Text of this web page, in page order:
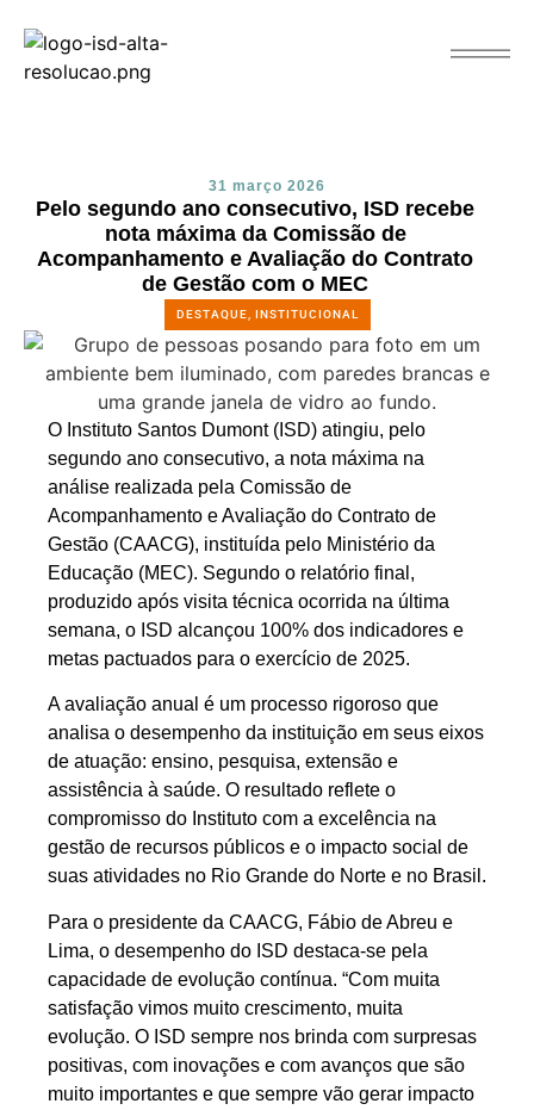
31 março 2026
Pelo segundo ano consecutivo, ISD recebe
nota máxima da Comissão de
Acompanhamento e Avaliação do Contrato
de Gestão com o MEC
DESTAQUE INSTITUCIONAL
O Instituto Santos Dumont (ISD) atingiu, pelo
segundo ano consecutivo, a nota máxima na
análise realizada pela Comissão de
Acompanhamento e Avaliação do Contrato de
Gestão (CAACG), instituída pelo Ministério da
Educação (MEC). Segundo o relatório final,
produzido após visita técnica ocorrida na última
semana, o ISD alcançou 100% dos indicadores e
metas pactuados para o exercício de 2025.
A avaliação anual é um processo rigoroso que
analisa o desempenho da instituição em seus eixos
de atuação: ensino, pesquisa, extensão e
assistência à saúde. O resultado reflete o
compromisso do Instituto com a excelência na
gestão de recursos públicos e o impacto social de
suas atividades no Rio Grande do Norte e no Brasil.
Para o presidente da CAACG, Fábio de Abreu e
Lima, o desempenho do ISD destaca-se pela
capacidade de evolução contínua. “Com muita
satisfação vimos muito crescimento, muita
evolução. O ISD sempre nos brinda com surpresas
positivas, com inovações e com avanços que são
muito importantes e que sempre vão gerar impacto